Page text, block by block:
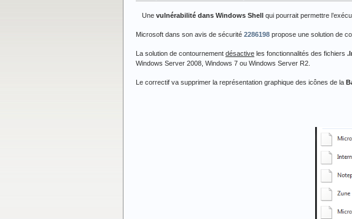
Une vulnérabilité dans Windows Shell qui pourrait permettre
Microsoft dans son avis de sécurité 2286198 propose une solution de
La solution de contournement désactive les fonctionnalités des fichiers
Windows Server 2008, Windows 7 ou Windows Server R2.
Le correctif va supprimer la représentation graphique des icônes de la